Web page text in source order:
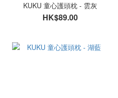
KUKU 童心護頭枕 - 雲灰
HK$89.00